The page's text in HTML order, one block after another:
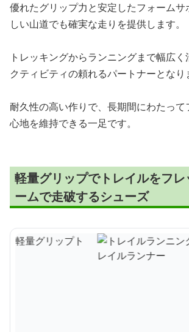
優れたグリップ力と安定したフォームサ
しい山道でも確実な走りを提供します。
トレッキングからランニングまで幅広
クティビティの頼れるパートナーとなり
耐久性の高い作りで、長期間にわたって
心地を維持できる一足です。
軽量グリップでトレイルをフレ
ームで走破するシューズ